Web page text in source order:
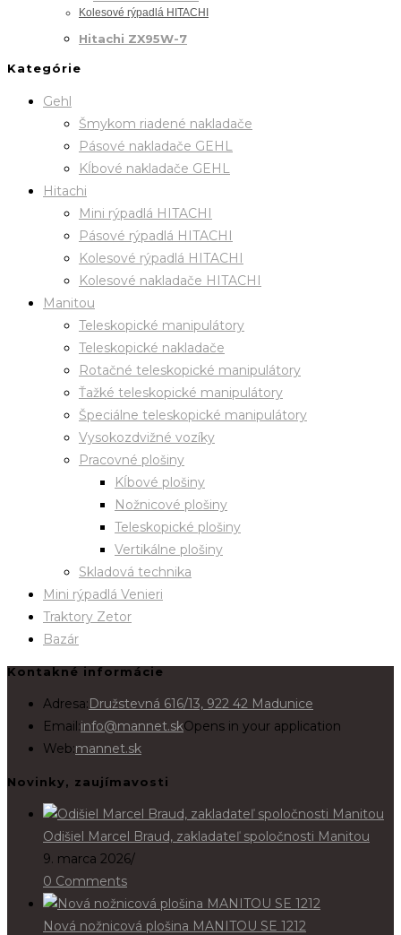
Kolesové rýpadlá HITACHI
Hitachi ZX95W-7
Kategórie
Gehl
Šmykom riadené nakladače
Pásové nakladače GEHL
Kĺbové nakladače GEHL
Hitachi
Mini rýpadlá HITACHI
Pásové rýpadlá HITACHI
Kolesové rýpadlá HITACHI
Kolesové nakladače HITACHI
Manitou
Teleskopické manipulátory
Teleskopické nakladače
Rotačné teleskopické manipulátory
Ťažké teleskopické manipulátory
Špeciálne teleskopické manipulátory
Vysokozdvižné vozíky
Pracovné plošiny
Kĺbové plošiny
Nožnicové plošiny
Teleskopické plošiny
Vertikálne plošiny
Skladová technika
Mini rýpadlá Venieri
Traktory Zetor
Bazár
Kontakné informácie
Adresa:Družstevná 616/13, 922 42 Madunice
Email:info@mannet.skOpens in your application
Web:mannet.sk
Novinky, zaujímavosti
Odišiel Marcel Braud, zakladateľ spoločnosti Manitou
9. marca 2026/
0 Comments
Nová nožnicová plošina MANITOU SE 1212